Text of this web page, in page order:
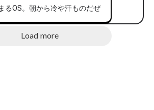
るOS。朝から冷や汗ものだぜ
Load more